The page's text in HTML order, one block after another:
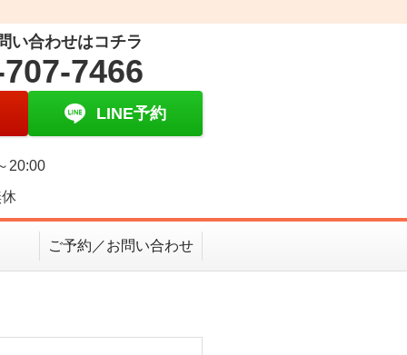
い合わせはコチラ
7466
LINE予約
20:00
ご予約／お問い合わせ